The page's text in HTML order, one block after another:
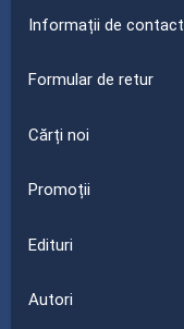
Informații de contact
Formular de retur
Cărți noi
Promoții
Edituri
Autori